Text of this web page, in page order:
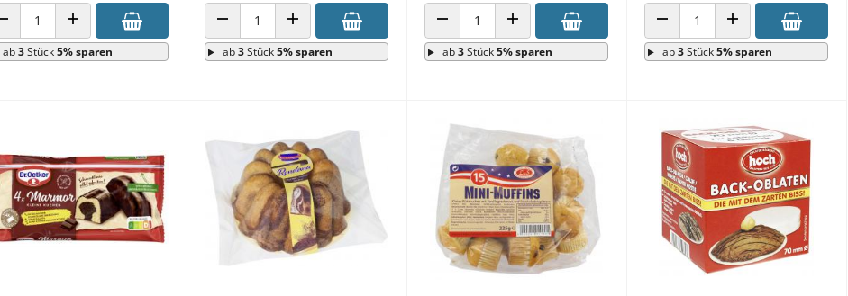
ANZAHL VERRINGERNANZAHL ERHÖHEN
ab3Stück5% sparen
ANZAHL VERRINGERNANZAHL ERHÖHEN
ab3Stück5% sparen
ANZAHL VERRINGERNANZAHL ERHÖHEN
ab3Stück5% sparen
ANZAHL VERRINGERNANZAHL ERHÖHEN
ab3Stück5% sparen